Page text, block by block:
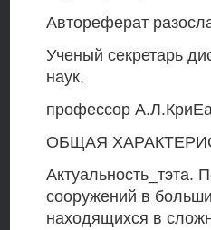
Автореферат
Ученый секретарь
наук,
профессор
ОБЩАЯ
Актуальность_тэта.
сооружений в
находящихся в